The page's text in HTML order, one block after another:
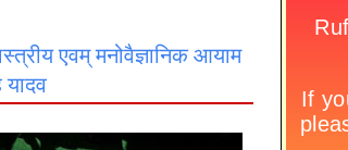
एवम् मनोवैज्ञानिक आयाम